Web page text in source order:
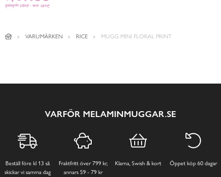
VARUMÄRKEN RICE MUGG MINI FLORAL PRINT
VARFÖR MELAMINMUGGAR.SE
Beställ före kl 13 så
skickar vi samma dag
Fraktfritt över 799 kr,
annars 59 - 79 kr
Klarna, Swish & kort Öppet köp 60 dagar